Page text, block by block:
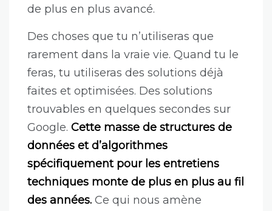
de plus en plus avancé.
Des choses que tu n’utiliseras que
rarement dans la vraie vie. Quand tu le
feras, tu utiliseras des solutions déjà
faites et optimisées. Des solutions
trouvables en quelques secondes sur
Google. Cette masse de structures de
données et d’algorithmes
spécifiquement pour les entretiens
techniques monte de plus en plus au fil
des années. Ce qui nous amène